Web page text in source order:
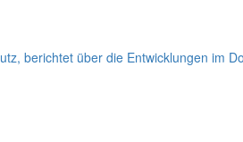
berichtet über die Entwicklungen im